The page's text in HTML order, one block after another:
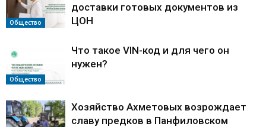
Общество
доставки готовых документов из
ЦОН
Общество
Что такое VIN-код и для чего он
нужен?
Хозяйство Ахметовых возрождает
славу предков в Панфиловском